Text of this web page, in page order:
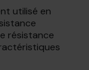
utilisé en
résistance